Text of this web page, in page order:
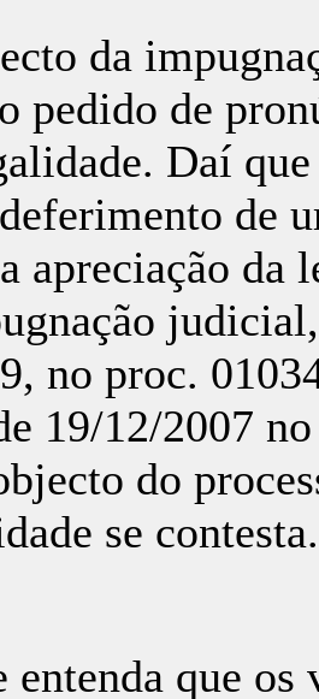
da
pedido de
Daí
de
apreciação da
no proc.
19/12/2007
do
se contesta.
entenda que